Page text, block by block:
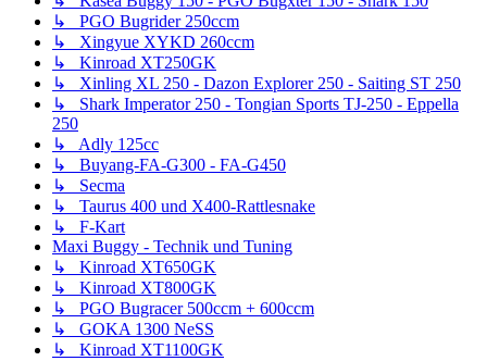
↳ PGO Bugrider 250ccm
↳ Xingyue XYKD 260ccm
↳ Kinroad XT250GK
↳ Xinling XL 250 - Dazon Explorer 250 - Saiting ST 250
↳ Shark Imperator 250 - Tongian Sports TJ-250 - Eppella
250
↳ Adly 125cc
↳ Buyang-FA-G300 - FA-G450
↳ Secma
↳ Taurus 400 und X400-Rattlesnake
↳ F-Kart
Maxi Buggy - Technik und Tuning
↳ Kinroad XT650GK
↳ Kinroad XT800GK
↳ PGO Bugracer 500ccm + 600ccm
↳ GOKA 1300 NeSS
↳ Kinroad XT1100GK